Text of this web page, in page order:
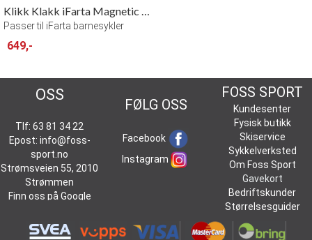
Klikk Klakk iFarta Magnetic Fenders 24"
Passer til iFarta barnesykler
649,-
OSS
Tlf: 63 81 34 22
Epost: info@foss-
sport.no
Strømsveien 55, 2010
Strømmen
Finn oss på Google
FØLG OSS
Facebook
Instagram
FOSS SPORT
Kundesenter
Fysisk butikk
Skiservice
Sykkelverksted
Om Foss Sport
Gavekort
Bedriftskunder
Størrelsesguider